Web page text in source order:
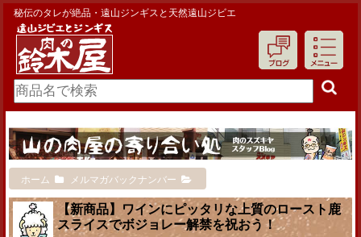
秘伝のタレが絶品・遠山ジンギスと天然遠山ジビエ
ホーム メルマガバックナンバー
【新商品】ワインにピッタリな上質のロースト鹿
スライスでボジョレー解禁を祝おう！